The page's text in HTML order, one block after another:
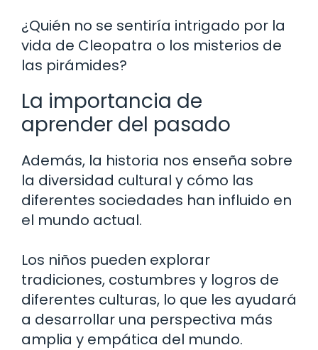
¿Quién no se sentiría intrigado por la
vida de Cleopatra o los misterios de
las pirámides?
La importancia de
aprender del pasado
Además, la historia nos enseña sobre
la diversidad cultural y cómo las
diferentes sociedades han influido en
el mundo actual.
Los niños pueden explorar
tradiciones, costumbres y logros de
diferentes culturas, lo que les ayudará
a desarrollar una perspectiva más
amplia y empática del mundo.